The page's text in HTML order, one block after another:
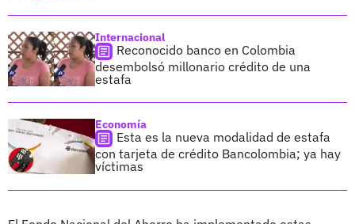
Internacional
Reconocido banco en Colombia
desembolsó millonario crédito de una
estafa
Economía
Esta es la nueva modalidad de estafa
con tarjeta de crédito Bancolombia; ya hay
víctimas